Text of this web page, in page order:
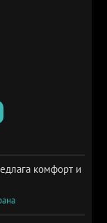
комфорт и